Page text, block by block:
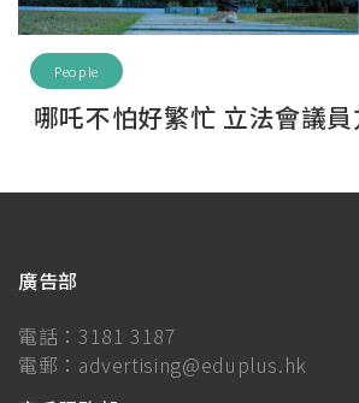
People
哪吒不怕好繁忙 立法會議
廣告部
電話： 3181 3187
電郵： advertising@eduplus.hk